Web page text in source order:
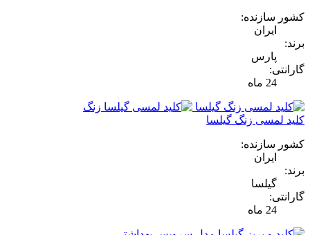
کشور سازنده:
ایران
برند:
پارس
گارانتی:
24 ماه
کلید لمسی زنگ گیلسا
کشور سازنده:
ایران
برند:
گیلسا
گارانتی:
24 ماه